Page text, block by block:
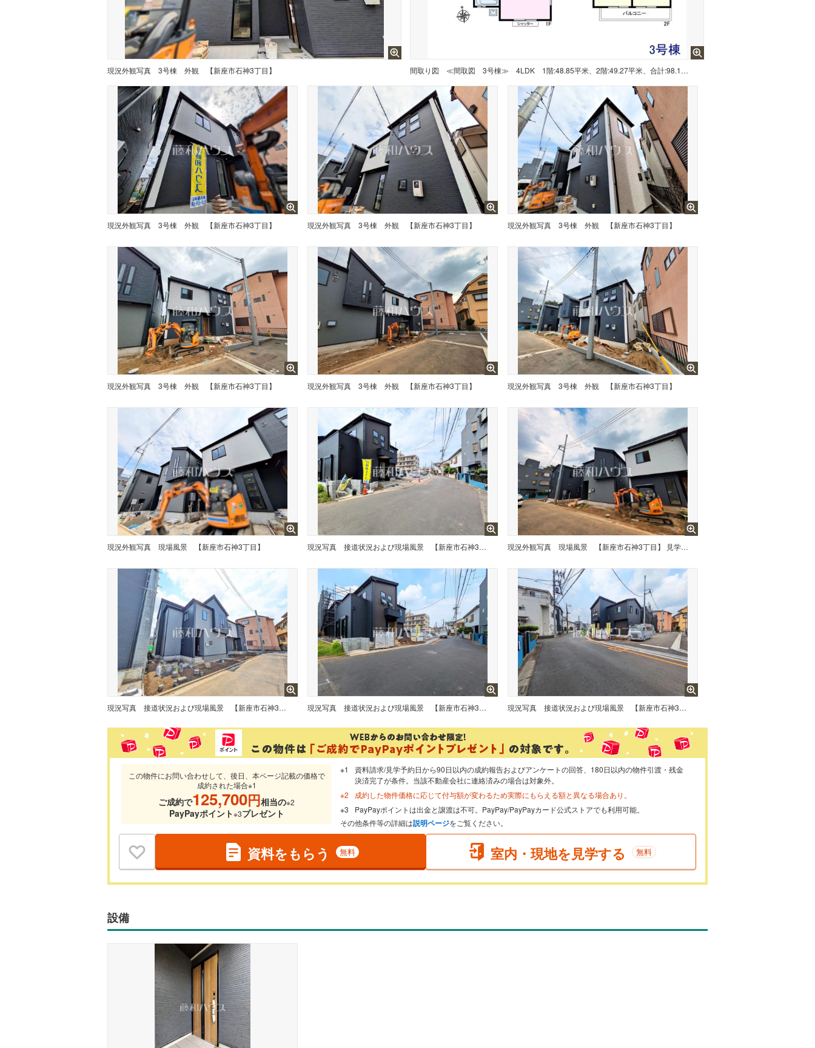
現況外観写真 3号棟 外観 【新座市石神3丁目】 間取り図 ≪間取図 3号棟≫ 4LDK 1階:48.85平米、2階:49.27平米、合計:98.12平米 使い勝手のよい全居室5.2帖以上・クローゼット付き【新座市石神3丁目】
現況外観写真 3号棟 外観 【新座市石神3丁目】 現況外観写真 3号棟 外観 【新座市石神3丁目】 現況外観写真 3号棟 外観 【新座市石神3丁目】
現況外観写真 3号棟 外観 【新座市石神3丁目】 現況外観写真 3号棟 外観 【新座市石神3丁目】 現況外観写真 3号棟 外観 【新座市石神3丁目】
現況外観写真 現場風景 【新座市石神3丁目】 現況写真 接道状況および現場風景 【新座市石神3丁目】 現況外観写真 現場風景 【新座市石神3丁目】 見学はしたいけど、なかなか時間が取れない・・・そんな方に出勤前や仕事終わりにマイホームを見学できるサポートをいたします。
現況写真 接道状況および現場風景 【新座市石神3丁目】 現況写真 接道状況および現場風景 【新座市石神3丁目】 平日のご案内も可能です。まずはお気軽にお問合せ下さいませ。 現況写真 接道状況および現場風景 【新座市石神3丁目】 物件の事、諸費用の事など、小さな疑問お気軽にご連絡・ご相談下さい。
この物件にお問い合わせして、後日、本ページ記載の価格で
成約された場合※1
ご成約で125,700円相当の※2
PayPayポイント※3プレゼント
資料請求/見学予約日から90日以内の成約報告およびアンケートの回答、180日以内の物件引渡・残金
決済完了が条件。当該不動産会社に連絡済みの場合は対象外。
成約した物件価格に応じて付与額が変わるため実際にもらえる額と異なる場合あり。
PayPayポイントは出金と譲渡は不可。PayPay/PayPayカード公式ストアでも利用可能。
その他条件等の詳細は説明ページをご覧ください。
資料をもらう 無料 室内・現地を見学する 無料
設備